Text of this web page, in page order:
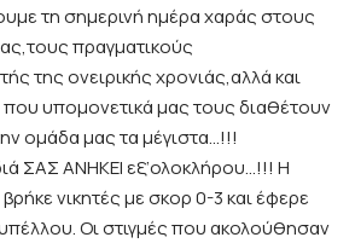
τη σημερινή ημέρα χαράς στους
πραγματικούς
της ονειρικής χρονιάς,αλλά και
που υπομονετικά μας τους διαθέτουν
ομάδα μας τα μέγιστα…!!!
ΣΑΣ ΑΝΗΚΕΙ εξ’ολοκλήρου…!!! Η
νικητές με σκορ 0-3 και έφερε
Οι στιγμές που ακολούθησαν